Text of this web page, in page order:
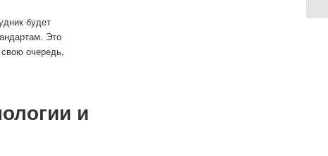
будет
Это
очередь,
и